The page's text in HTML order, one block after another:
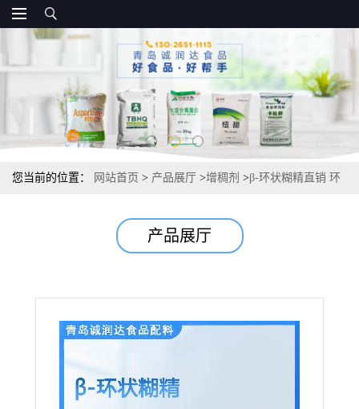
您当前的位置： 网站首页 > 产品展厅 >增稠剂 >β-环状糊精直销 环
产品展厅